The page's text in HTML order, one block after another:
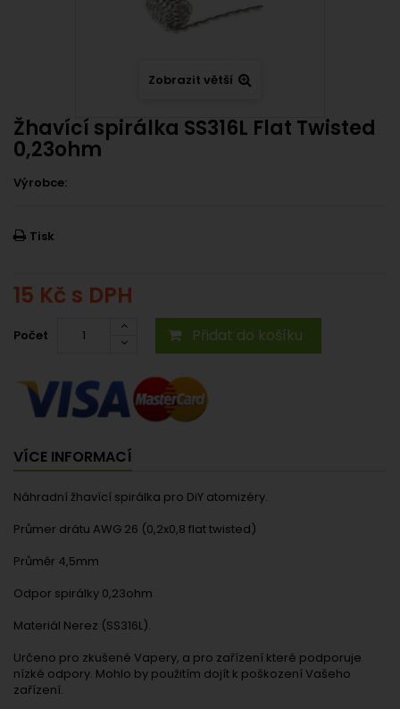
Zobrazit větší
Žhavící spirálka SS316L Flat Twisted
0,23ohm
Výrobce:
Tisk
15 Kč s DPH
Počet Přidat do košíku
VÍCE INFORMACÍ
Náhradní žhavící spirálka pro DiY atomizéry.
Průmer drátu AWG 26 (0,2x0,8 flat twisted)
Průměr 4,5mm
Odpor spirálky 0,23ohm
Materiál Nerez (SS316L).
Určeno pro zkušené Vapery, a pro zařízení které podporuje
nízké odpory. Mohlo by použitím dojít k poškození Vašeho
zařízení.